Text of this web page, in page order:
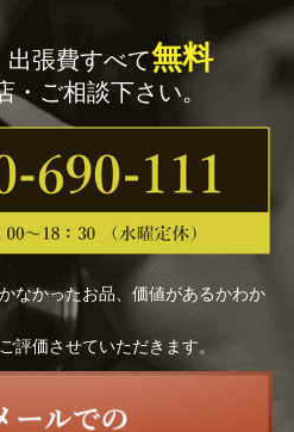
張費すべて無料
・ご相談下さい。
なかったお品、価値があるかわか
評価させていただきます。